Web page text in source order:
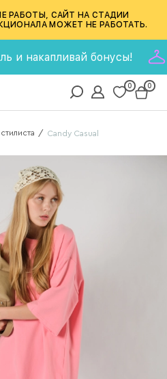
РАБОТЫ, САЙТ НА СТАДИИ
МОЖЕТ НЕ РАБОТАТЬ.
бонусы!
0 0
/ Candy Casual